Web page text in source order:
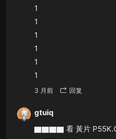
1
1
1
1
1
1
3 月前 回复
gtuiq
▇▇▇▇ 看 黃片